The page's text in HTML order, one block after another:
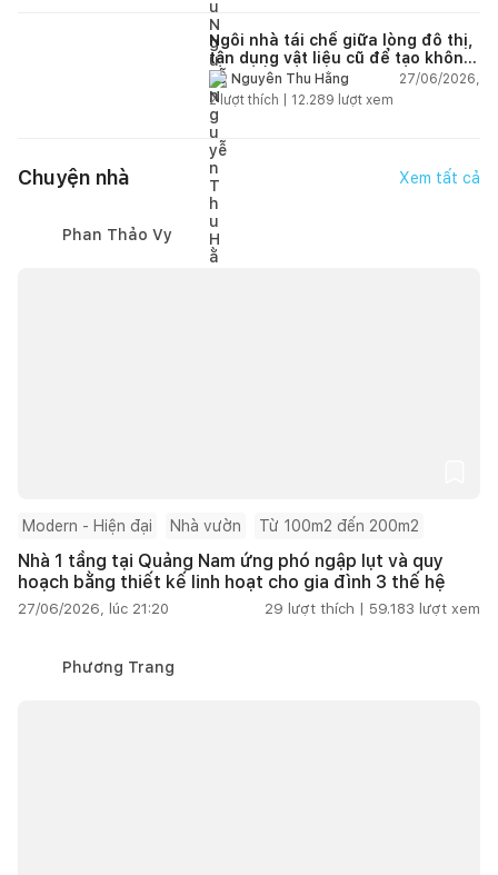
Ngôi nhà tái chế giữa lòng đô thị,
tận dụng vật liệu cũ để tạo không
gian sống linh hoạt
Nguyễn Thu Hằng
27/06/2026,
2lượt thích | 12.289 lượt xem
Chuyện nhà Xem tất cả
Phan Thảo Vy
Modern - Hiện đại Nhà vườn Từ 100m2 đến 200m2
Nhà 1 tầng tại Quảng Nam ứng phó ngập lụt và quy
hoạch bằng thiết kế linh hoạt cho gia đình 3 thế hệ
27/06/2026, lúc 21:20 29 lượt thích | 59.183 lượt xem
Phương Trang